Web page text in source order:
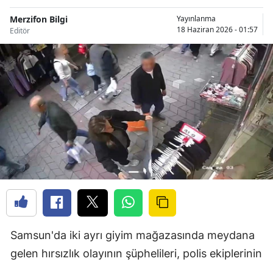
Merzifon Bilgi
Editör
Yayınlanma
18 Haziran 2026 - 01:57
Samsun'da iki ayrı giyim mağazasında meydana
gelen hırsızlık olayının şüphelileri, polis ekiplerinin